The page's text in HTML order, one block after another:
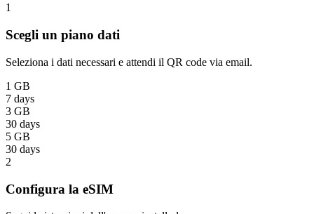
1
Scegli un piano dati
Seleziona i dati necessari e attendi il QR code via email.
1 GB
7 days
3 GB
30 days
5 GB
30 days
2
Configura la eSIM